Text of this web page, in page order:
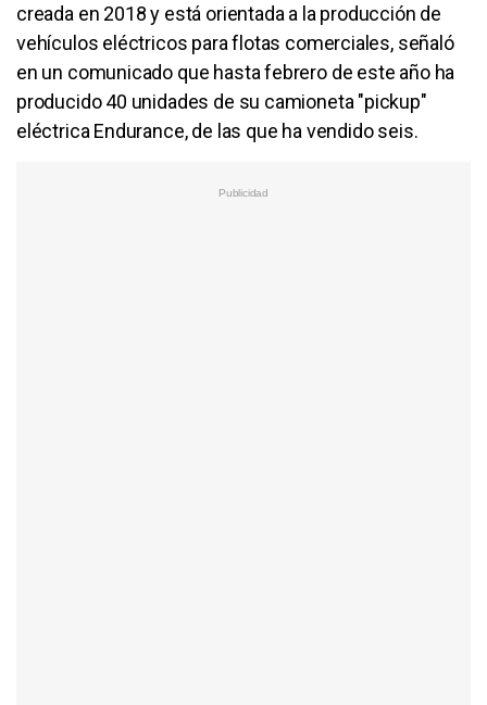
creada en 2018 y está orientada a la producción de
vehículos eléctricos para flotas comerciales, señaló
en un comunicado que hasta febrero de este año ha
producido 40 unidades de su camioneta "pickup"
eléctrica Endurance, de las que ha vendido seis.